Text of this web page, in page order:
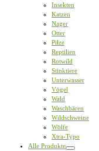
Insekten
Katzen
Nager
Otter
Pilze
Reptilien
Rotwild
Stinktiere
Unterwasser
Vögel
Wald
Waschbären
Wildschweine
Wölfe
Xtra-Typo
Alle Produkte